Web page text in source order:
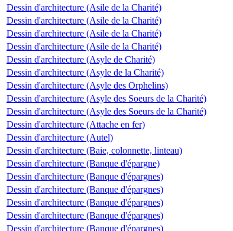
Dessin d'architecture (Asile de la Charité)
Dessin d'architecture (Asile de la Charité)
Dessin d'architecture (Asile de la Charité)
Dessin d'architecture (Asile de la Charité)
Dessin d'architecture (Asyle de Charité)
Dessin d'architecture (Asyle de la Charité)
Dessin d'architecture (Asyle des Orphelins)
Dessin d'architecture (Asyle des Soeurs de la Charité)
Dessin d'architecture (Asyle des Soeurs de la Charité)
Dessin d'architecture (Attache en fer)
Dessin d'architecture (Autel)
Dessin d'architecture (Baie, colonnette, linteau)
Dessin d'architecture (Banque d'épargne)
Dessin d'architecture (Banque d'épargnes)
Dessin d'architecture (Banque d'épargnes)
Dessin d'architecture (Banque d'épargnes)
Dessin d'architecture (Banque d'épargnes)
Dessin d'architecture (Banque d'épargnes)